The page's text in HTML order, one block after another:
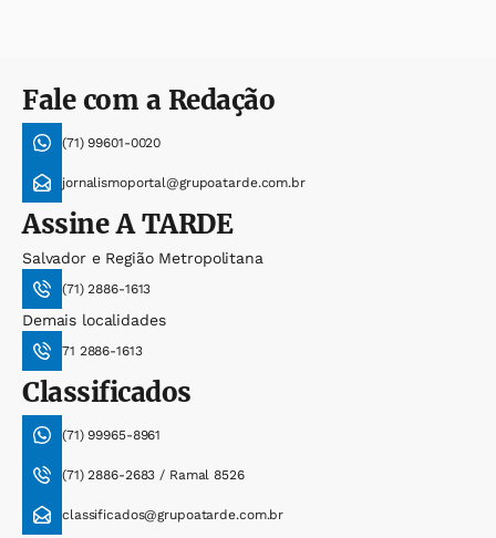
Fale com a Redação
(71) 99601-0020
jornalismoportal@grupoatarde.com.br
AssineA TARDE
Salvador e Região Metropolitana
(71) 2886-1613
Demais localidades
71 2886-1613
Classificados
(71) 99965-8961
(71) 2886-2683 / Ramal 8526
classificados@grupoatarde.com.br